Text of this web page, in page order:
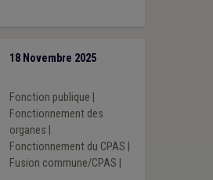
18 Novembre 2025
Fonction publique
Fonctionnement des
organes
Fonctionnement du CPAS
Fusion commune/CPAS